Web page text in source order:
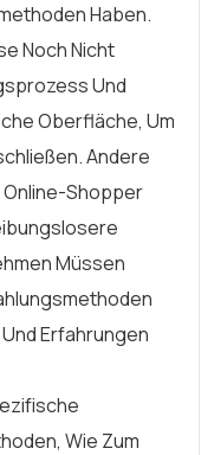
Haben.
Noch Nicht
Und
Oberfläche, Um
Andere
Online-Shopper
Müssen
Erfahrungen
Wie Zum